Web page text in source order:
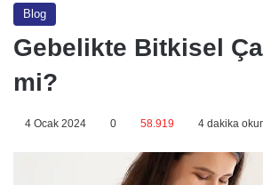
Blog
Gebelikte Bitkisel
mi?
4 Ocak 2024 0 58.919 4 dakika